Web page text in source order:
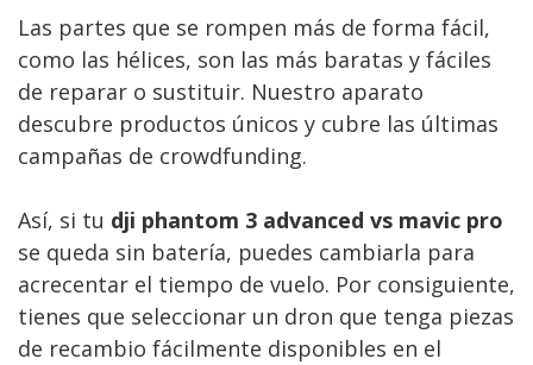
Las partes que se rompen más de forma fácil,
como las hélices, son las más baratas y fáciles
de reparar o sustituir. Nuestro aparato
descubre productos únicos y cubre las últimas
campañas de crowdfunding.
Así, si tu dji phantom 3 advanced vs mavic pro
se queda sin batería, puedes cambiarla para
acrecentar el tiempo de vuelo. Por consiguiente,
tienes que seleccionar un dron que tenga piezas
de recambio fácilmente disponibles en el